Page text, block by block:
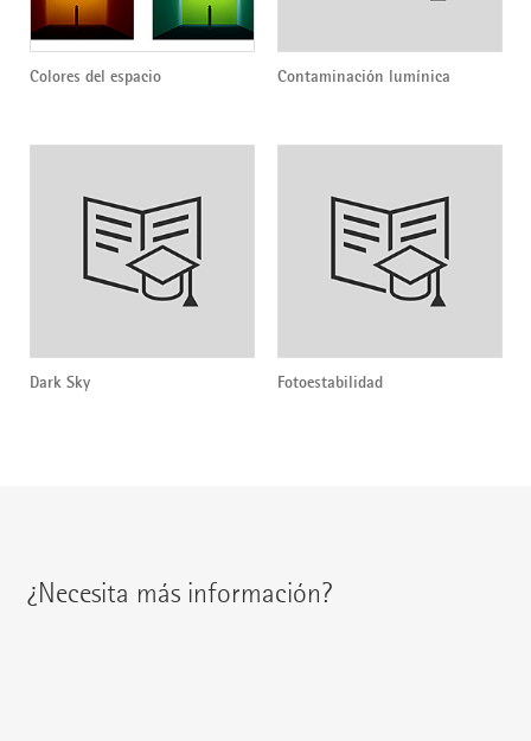
Colores del espacio Contaminación lumínica
Dark Sky Fotoestabilidad
¿Necesita más información?